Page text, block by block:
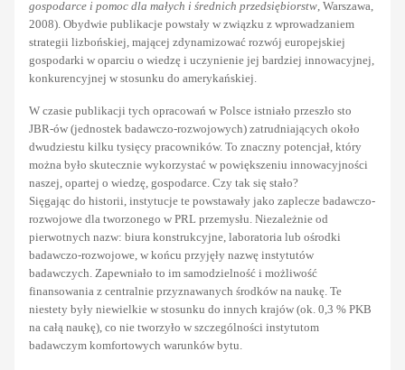
gospodarce i pomoc dla małych i średnich przedsiębiorstw, Warszawa,
2008). Obydwie publikacje powstały w związku z wprowadzaniem
strategii lizbońskiej, mającej zdynamizować rozwój europejskiej
gospodarki w oparciu o wiedzę i uczynienie jej bardziej innowacyjnej,
konkurencyjnej w stosunku do amerykańskiej.
W czasie publikacji tych opracowań w Polsce istniało przeszło sto
JBR-ów (jednostek badawczo-rozwojowych) zatrudniających około
dwudziestu kilku tysięcy pracowników. To znaczny potencjał, który
można było skutecznie wykorzystać w powiększeniu innowacyjności
naszej, opartej o wiedzę, gospodarce. Czy tak się stało?
Sięgając do historii, instytucje te powstawały jako zaplecze badawczo-
rozwojowe dla tworzonego w PRL przemysłu. Niezależnie od
pierwotnych nazw: biura konstrukcyjne, laboratoria lub ośrodki
badawczo-rozwojowe, w końcu przyjęły nazwę instytutów
badawczych. Zapewniało to im samodzielność i możliwość
finansowania z centralnie przyznawanych środków na naukę. Te
niestety były niewielkie w stosunku do innych krajów (ok. 0,3 % PKB
na całą naukę), co nie tworzyło w szczególności instytutom
badawczym komfortowych warunków bytu.